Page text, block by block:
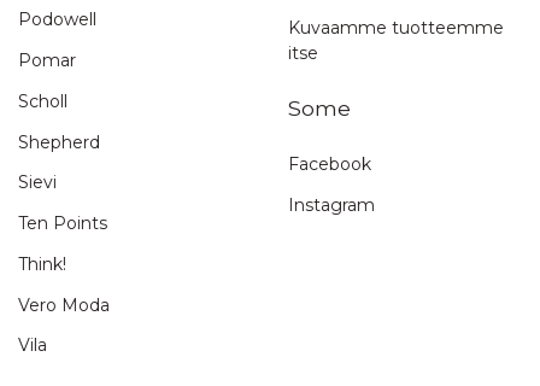
Podowell
Pomar
Scholl
Shepherd
Sievi
Ten Points
Think!
Vero Moda
Vila
Kuvaamme tuotteemme
itse
Some
Facebook
Instagram